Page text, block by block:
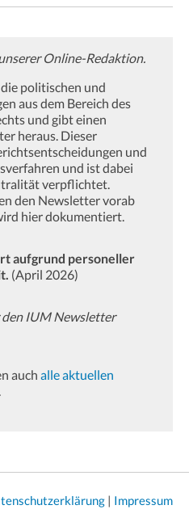
Online-Redaktion.
politischen und
aus dem Bereich des
und gibt einen
heraus. Dieser
und
und ist dabei
verpflichtet.
den Newsletter vorab
hier dokumentiert.
aufgrund personeller
(April 2026)
den IUM Newsletter
auch alle aktuellen
.
| Impressum